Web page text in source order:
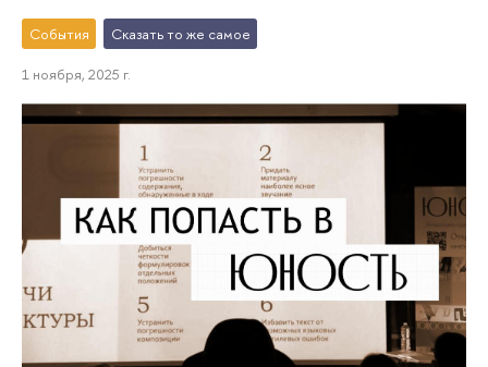
События Сказать то же самое
1 ноября, 2025 г.